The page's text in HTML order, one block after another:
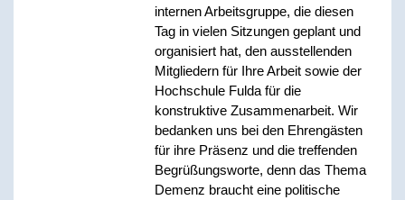
internen Arbeitsgruppe, die diesen
Tag in vielen Sitzungen geplant und
organisiert hat, den ausstellenden
Mitgliedern für Ihre Arbeit sowie der
Hochschule Fulda für die
konstruktive Zusammenarbeit. Wir
bedanken uns bei den Ehrengästen
für ihre Präsenz und die treffenden
Begrüßungsworte, denn das Thema
Demenz braucht eine politische